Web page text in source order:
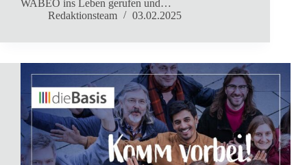
WABEO ins Leben gerufen und…
Redaktionsteam
03.02.2025